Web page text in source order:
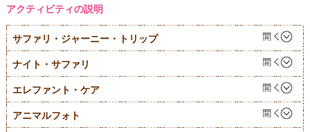
アクティビティの説明
サファリ・ジャーニー・トリップ
ナイト・サファリ
エレファント・ケア
アニマルフォト